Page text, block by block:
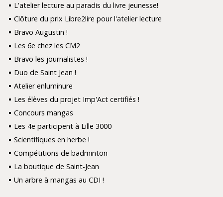
L'atelier lecture au paradis du livre jeunesse!
Clôture du prix Libre2lire pour l'atelier lecture
Bravo Augustin !
Les 6e chez les CM2
Bravo les journalistes !
Duo de Saint Jean !
Atelier enluminure
Les élèves du projet Imp'Act certifiés !
Concours mangas
Les 4e participent à Lille 3000
Scientifiques en herbe !
Compétitions de badminton
La boutique de Saint-Jean
Un arbre à mangas au CDI !